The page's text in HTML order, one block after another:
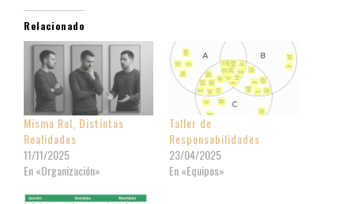
Relacionado
Mismo Rol, Distintas
Realidades
11/11/2025
En «Organización»
Taller de
Responsabilidades
23/04/2025
En «Equipos»